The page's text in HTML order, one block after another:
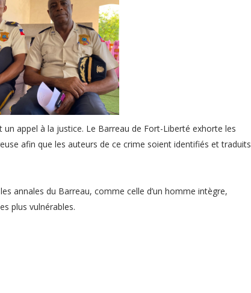
appel à la justice. Le Barreau de Fort-Liberté exhorte les
afin que les auteurs de ce crime soient identifiés et traduits
annales du Barreau, comme celle d’un homme intègre,
plus vulnérables.